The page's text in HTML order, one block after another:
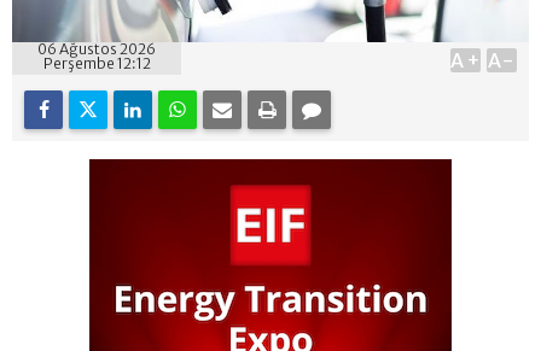
06 Ağustos 2026
Perşembe 12:12
A+ A-